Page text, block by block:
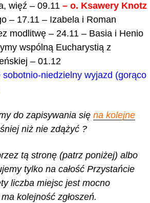
więź – 09.11 – o. Ksawery Knotz
– 17.11 – Izabela i Roman
modlitwę – 24.11 – Basia i Henio
wspólną Eucharystią z
– 01.12
sobotnio-niedzielny wyjazd (gorąco
do zapisywania się na kolejne
niż nie zdążyć ?
tą stronę (patrz poniżej) albo
tylko na całość Przystańcie
liczba miejsc jest mocno
kolejność zgłoszeń.